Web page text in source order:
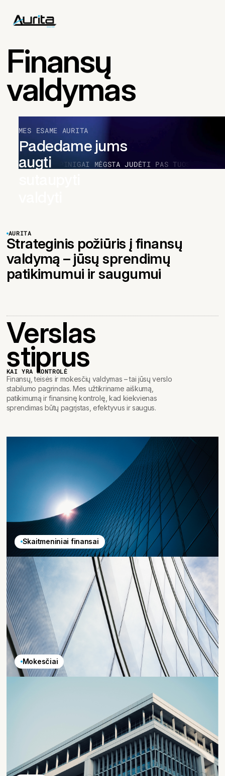
Finansų
valdymas
PINIGAI MĖGSTA JUDĖTI PAS TUOS,
MES ESAME AURITA
Padedame jums
augti
AURITA
Strateginis požiūris į finansų
valdymą – jūsų sprendimų
patikimumui ir saugumui
Verslas
stiprus
KAI YRA KONTROLĖ
Finansų, teisės ir mokesčių valdymas – tai jūsų verslo
stabilumo pagrindas. Mes užtikriname aiškumą,
patikimumą ir finansinę kontrolę, kad kiekvienas
sprendimas būtų pagrįstas, efektyvus ir saugus.
Skaitmeniniai finansai
Mokesčiai